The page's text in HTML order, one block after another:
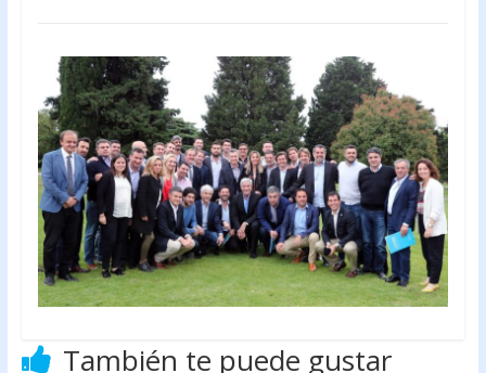
También te puede gustar